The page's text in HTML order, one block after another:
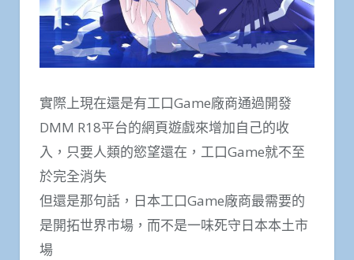
實際上現在還是有工口Game廠商通過開發
DMM R18平台的網頁遊戲來增加自己的收
入，只要人類的慾望還在，工口Game就不至
於完全消失
但還是那句話，日本工口Game廠商最需要的
是開拓世界市場，而不是一味死守日本本土市
場